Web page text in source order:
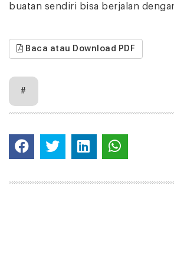
buatan sendiri bisa berjalan
Baca atau Download PDF
#